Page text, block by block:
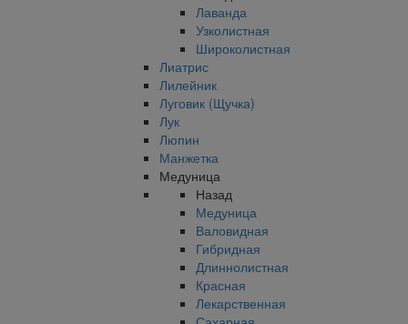
Лаванда
Узколистная
Широколистная
Лиатрис
Лилейник
Луговик (Щучка)
Лук
Люпин
Манжетка
Медуница
Назад
Медуница
Валовидная
Гибридная
Длиннолистная
Красная
Лекарственная